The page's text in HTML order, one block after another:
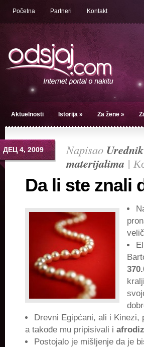
Početna Partneri Kontakt
Aktuelnosti Istorija » Za žene »
ДЕЦ 4, 2009 Napisao Urednik
materijalima |
Da li ste znali
Drevni Egipćani, ali i
a takođe mu pripisivali i
Postojalo je mišljenje da je